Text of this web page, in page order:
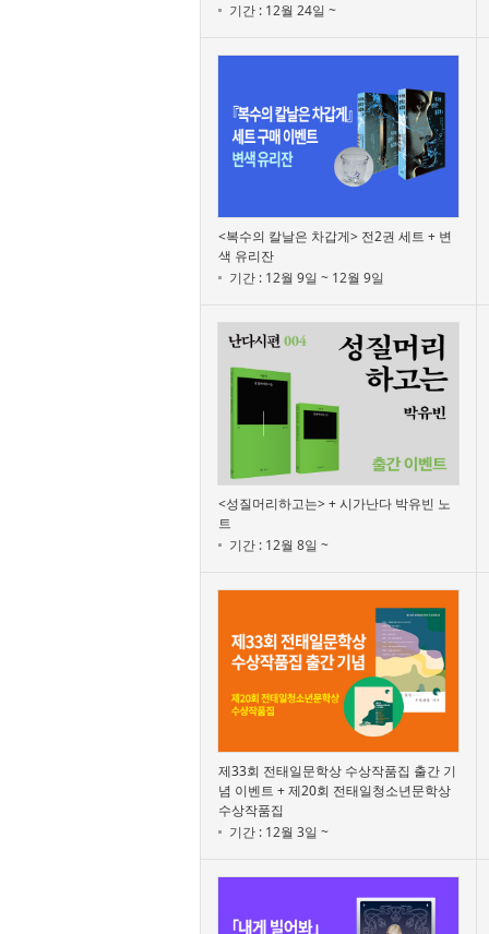
기간 : 12월 24일 ~
<복수의 칼날은 차갑게> 전2권 세트 + 변
색 유리잔
기간 : 12월 9일 ~ 12월 9일
<성질머리하고는> + 시가난다 박유빈 노
트
기간 : 12월 8일 ~
제33회 전태일문학상 수상작품집 출간 기
념 이벤트 + 제20회 전태일청소년문학상
수상작품집
기간 : 12월 3일 ~